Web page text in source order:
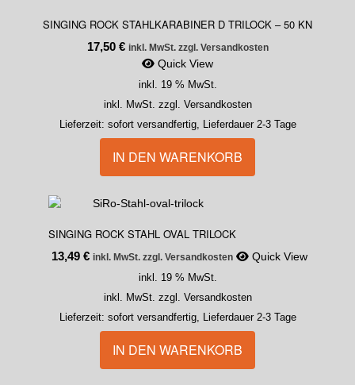
SINGING ROCK STAHLKARABINER D TRILOCK – 50 KN
17,50 € inkl. MwSt. zzgl. Versandkosten
Quick View
inkl. 19 % MwSt.
inkl. MwSt. zzgl. Versandkosten
Lieferzeit: sofort versandfertig, Lieferdauer 2-3 Tage
IN DEN WARENKORB
SINGING ROCK STAHL OVAL TRILOCK
13,49 € inkl. MwSt. zzgl. Versandkosten Quick View
inkl. 19 % MwSt.
inkl. MwSt. zzgl. Versandkosten
Lieferzeit: sofort versandfertig, Lieferdauer 2-3 Tage
IN DEN WARENKORB